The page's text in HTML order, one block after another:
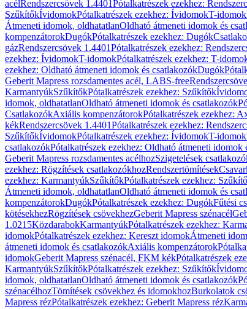
acélRendszercsövek 1.4401Pótalkatrészek ezekhez:
SzűkítőkÍvidomokPótalkatrészek ezekhez: ÍvidomokT-idomok
Átmeneti idomok, oldhatatlanOldható átmeneti idomok és
kompenzátorokDugókPótalkatrészek ezekhez: Dugók
gázRendszercsövek 1.4401Pótalkatrészek ezekhez:
ezekhez: ÍvidomokT-idomokPótalkatrészek ezekhez: T-
ezekhez: Oldható átmeneti idomok és csatlakozókDugók
Geberit Mapress rozsdamentes acél, LABS-free
KarmantyúkSzűkítőkPótalkatrészek ezekhez: Szűkítők
idomok, oldhatatlanOldható átmeneti idomok és csatlakozók
CsatlakozókAxiális kompenzátorokPótalkatrészek ezekhez:
kékRendszercsövek 1.4401Pótalkatrészek ezekhez:
SzűkítőkÍvidomokPótalkatrészek ezekhez: ÍvidomokT-idomok
csatlakozókPótalkatrészek ezekhez: Oldható átmeneti idomok
Geberit Mapress rozsdamentes acélhozSzigetelések
ezekhez: Rögzítések csatlakozókhozRendszertömítések
ezekhez: KarmantyúkSzűkítőkPótalkatrészek ezekhez:
Átmeneti idomok, oldhatatlanOldható átmeneti idomok és
kompenzátorokDugókPótalkatrészek ezekhez: DugókFűtési
kötésekhezRögzítések csövekhezGeberit Mapress szénacél
1.0215KözdarabokKarmantyúkPótalkatrészek ezekhez:
idomokPótalkatrészek ezekhez: Kereszt idomokÁtmeneti
átmeneti idomok és csatlakozókAxiális kompenzátorok
idomokGeberit Mapress szénacél, FKM kékPótalkatrészek
KarmantyúkSzűkítőkPótalkatrészek ezekhez: Szűkítők
idomok, oldhatatlanOldható átmeneti idomok és csatlakozók
szénacélhozTömítések csövekhez és idomokhozBurkolatok
Mapress rézPótalkatrészek ezekhez: Geberit Mapress réz